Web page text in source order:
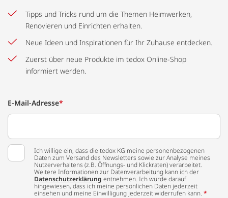
Tipps und Tricks rund um die Themen Heimwerken,
Renovieren und Einrichten erhalten.
Neue Ideen und Inspirationen für Ihr Zuhause entdecken.
Zuerst über neue Produkte im tedox Online-Shop
informiert werden.
E-Mail-Adresse*
Ich willige ein, dass die tedox KG meine personenbezogenen
Daten zum Versand des Newsletters sowie zur Analyse meines
Nutzerverhaltens (z.B. Öffnungs- und Klickraten) verarbeitet.
Weitere Informationen zur Datenverarbeitung kann ich der
Datenschutzerklärung entnehmen. Ich wurde darauf
hingewiesen, dass ich meine persönlichen Daten jederzeit
einsehen und meine Einwilligung jederzeit widerrufen kann. *